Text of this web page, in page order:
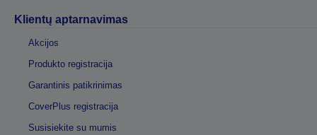
Klientų aptarnavimas
Akcijos
Produkto registracija
Garantinis patikrinimas
CoverPlus registracija
Susisiekite su mumis